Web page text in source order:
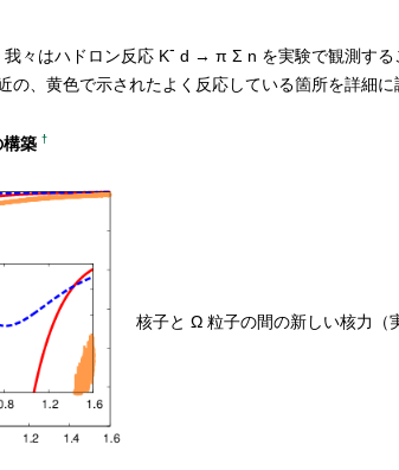
々はハドロン反応 K- d → π Σ n を実験で観測する
の、黄色で示されたよく反応している箇所を詳細
構築†
核子と Ω 粒子の間の新しい核力（